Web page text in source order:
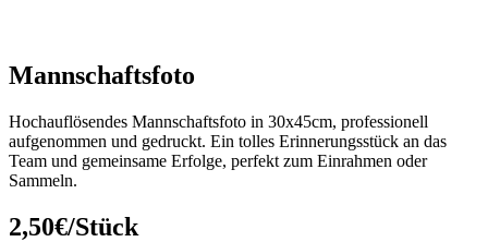
Mannschaftsfoto
Hochauflösendes Mannschaftsfoto in 30x45cm, professionell
aufgenommen und gedruckt. Ein tolles Erinnerungsstück an das
Team und gemeinsame Erfolge, perfekt zum Einrahmen oder
Sammeln.
2,50€/Stück